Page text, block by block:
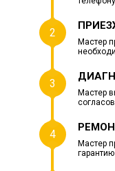
2
Мастер
3
Мастер
4
Мастер